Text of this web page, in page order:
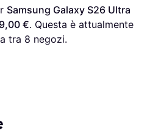
Samsung Galaxy S26 Ultra
€. Questa è attualmente
tra 8 negozi.